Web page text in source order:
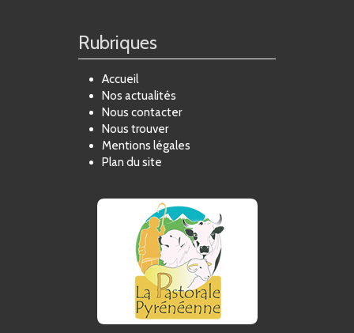
Rubriques
Accueil
Nos actualités
Nous contacter
Nous trouver
Mentions légales
Plan du site